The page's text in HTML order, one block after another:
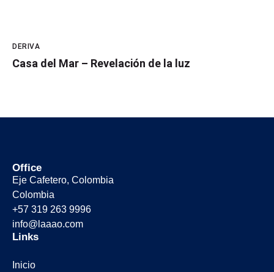
DERIVA
Casa del Mar – Revelación de la luz
Office
Eje Cafetero, Colombia
Colombia
+57 319 263 9996
info@laaao.com
Links
Inicio